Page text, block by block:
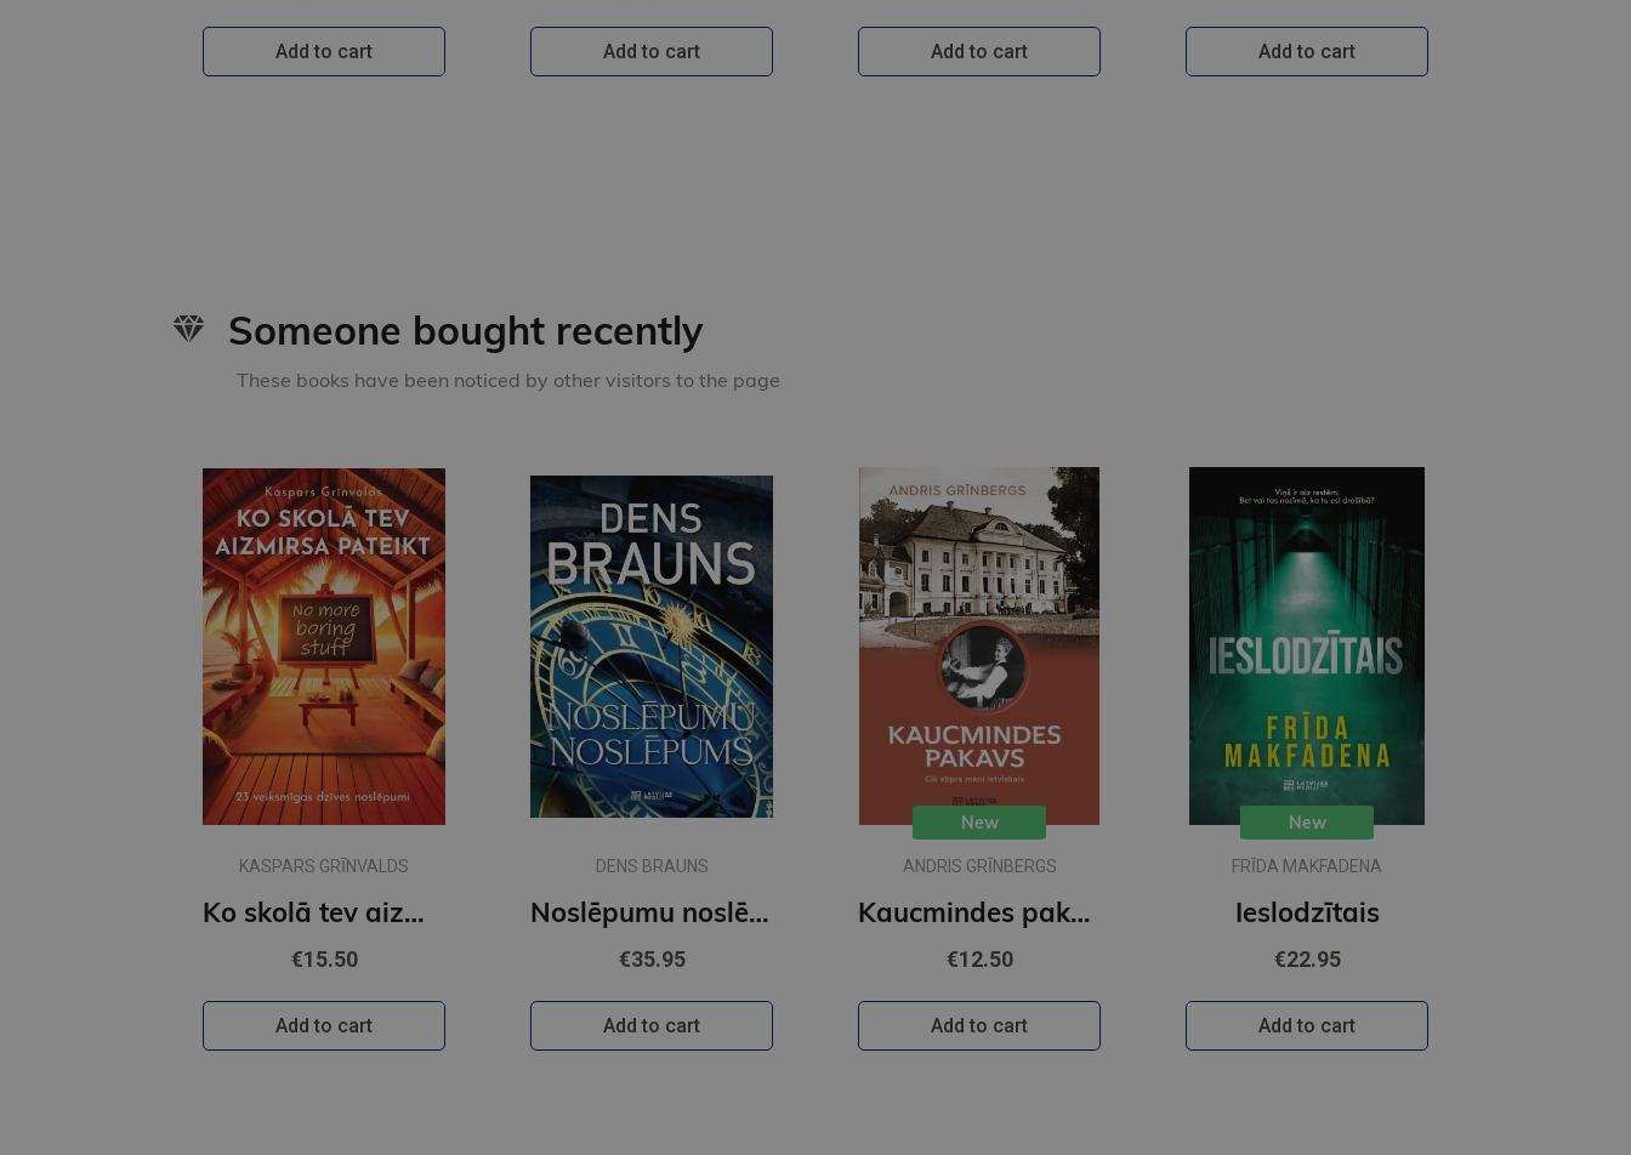
Add to cart Add to cart Add to cart Add to cart
Someone bought recently
These books have been noticed by other visitors to the page
KASPARS GRĪNVALDS
Ko skolā tev aizmirsa pateikt
€15.50
Add to cart
DENS BRAUNS
Noslēpumu noslēpums
€35.95
Add to cart
New
ANDRIS GRĪNBERGS
Kaucmindes pakavs
€12.50
Add to cart
New
FRĪDA MAKFADENA
Ieslodzītais
€22.95
Add to cart